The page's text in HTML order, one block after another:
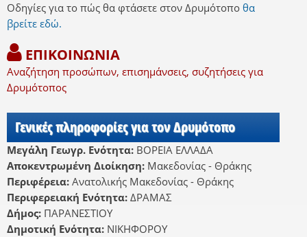
Οδηγίες για το πώς θα φτάσετε στον Δρυμότοπο θα
βρείτε εδώ.
ΕΠΙΚΟΙΝΩΝΙΑ
Αναζήτηση προσώπων, επισημάνσεις, συζητήσεις για
Δρυμότοπος
Γενικές πληροφορίες για τον Δρυμότοπο
Μεγάλη Γεωγρ. Ενότητα: ΒΟΡΕΙΑ ΕΛΛΑΔΑ
Αποκεντρωμένη Διοίκηση: Μακεδονίας - Θράκης
Περιφέρεια: Ανατολικής Μακεδονίας - Θράκης
Περιφερειακή Ενότητα: ΔΡΑΜΑΣ
Δήμος: ΠΑΡΑΝΕΣΤΙΟΥ
Δημοτική Ενότητα: ΝΙΚΗΦΟΡΟΥ